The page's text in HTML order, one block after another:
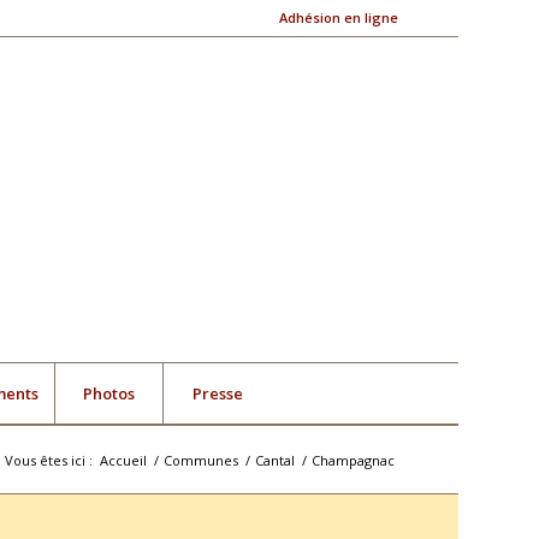
Adhésion en ligne
Photos Presse
Vous êtes ici : Accueil / Communes / Cantal / Champagnac